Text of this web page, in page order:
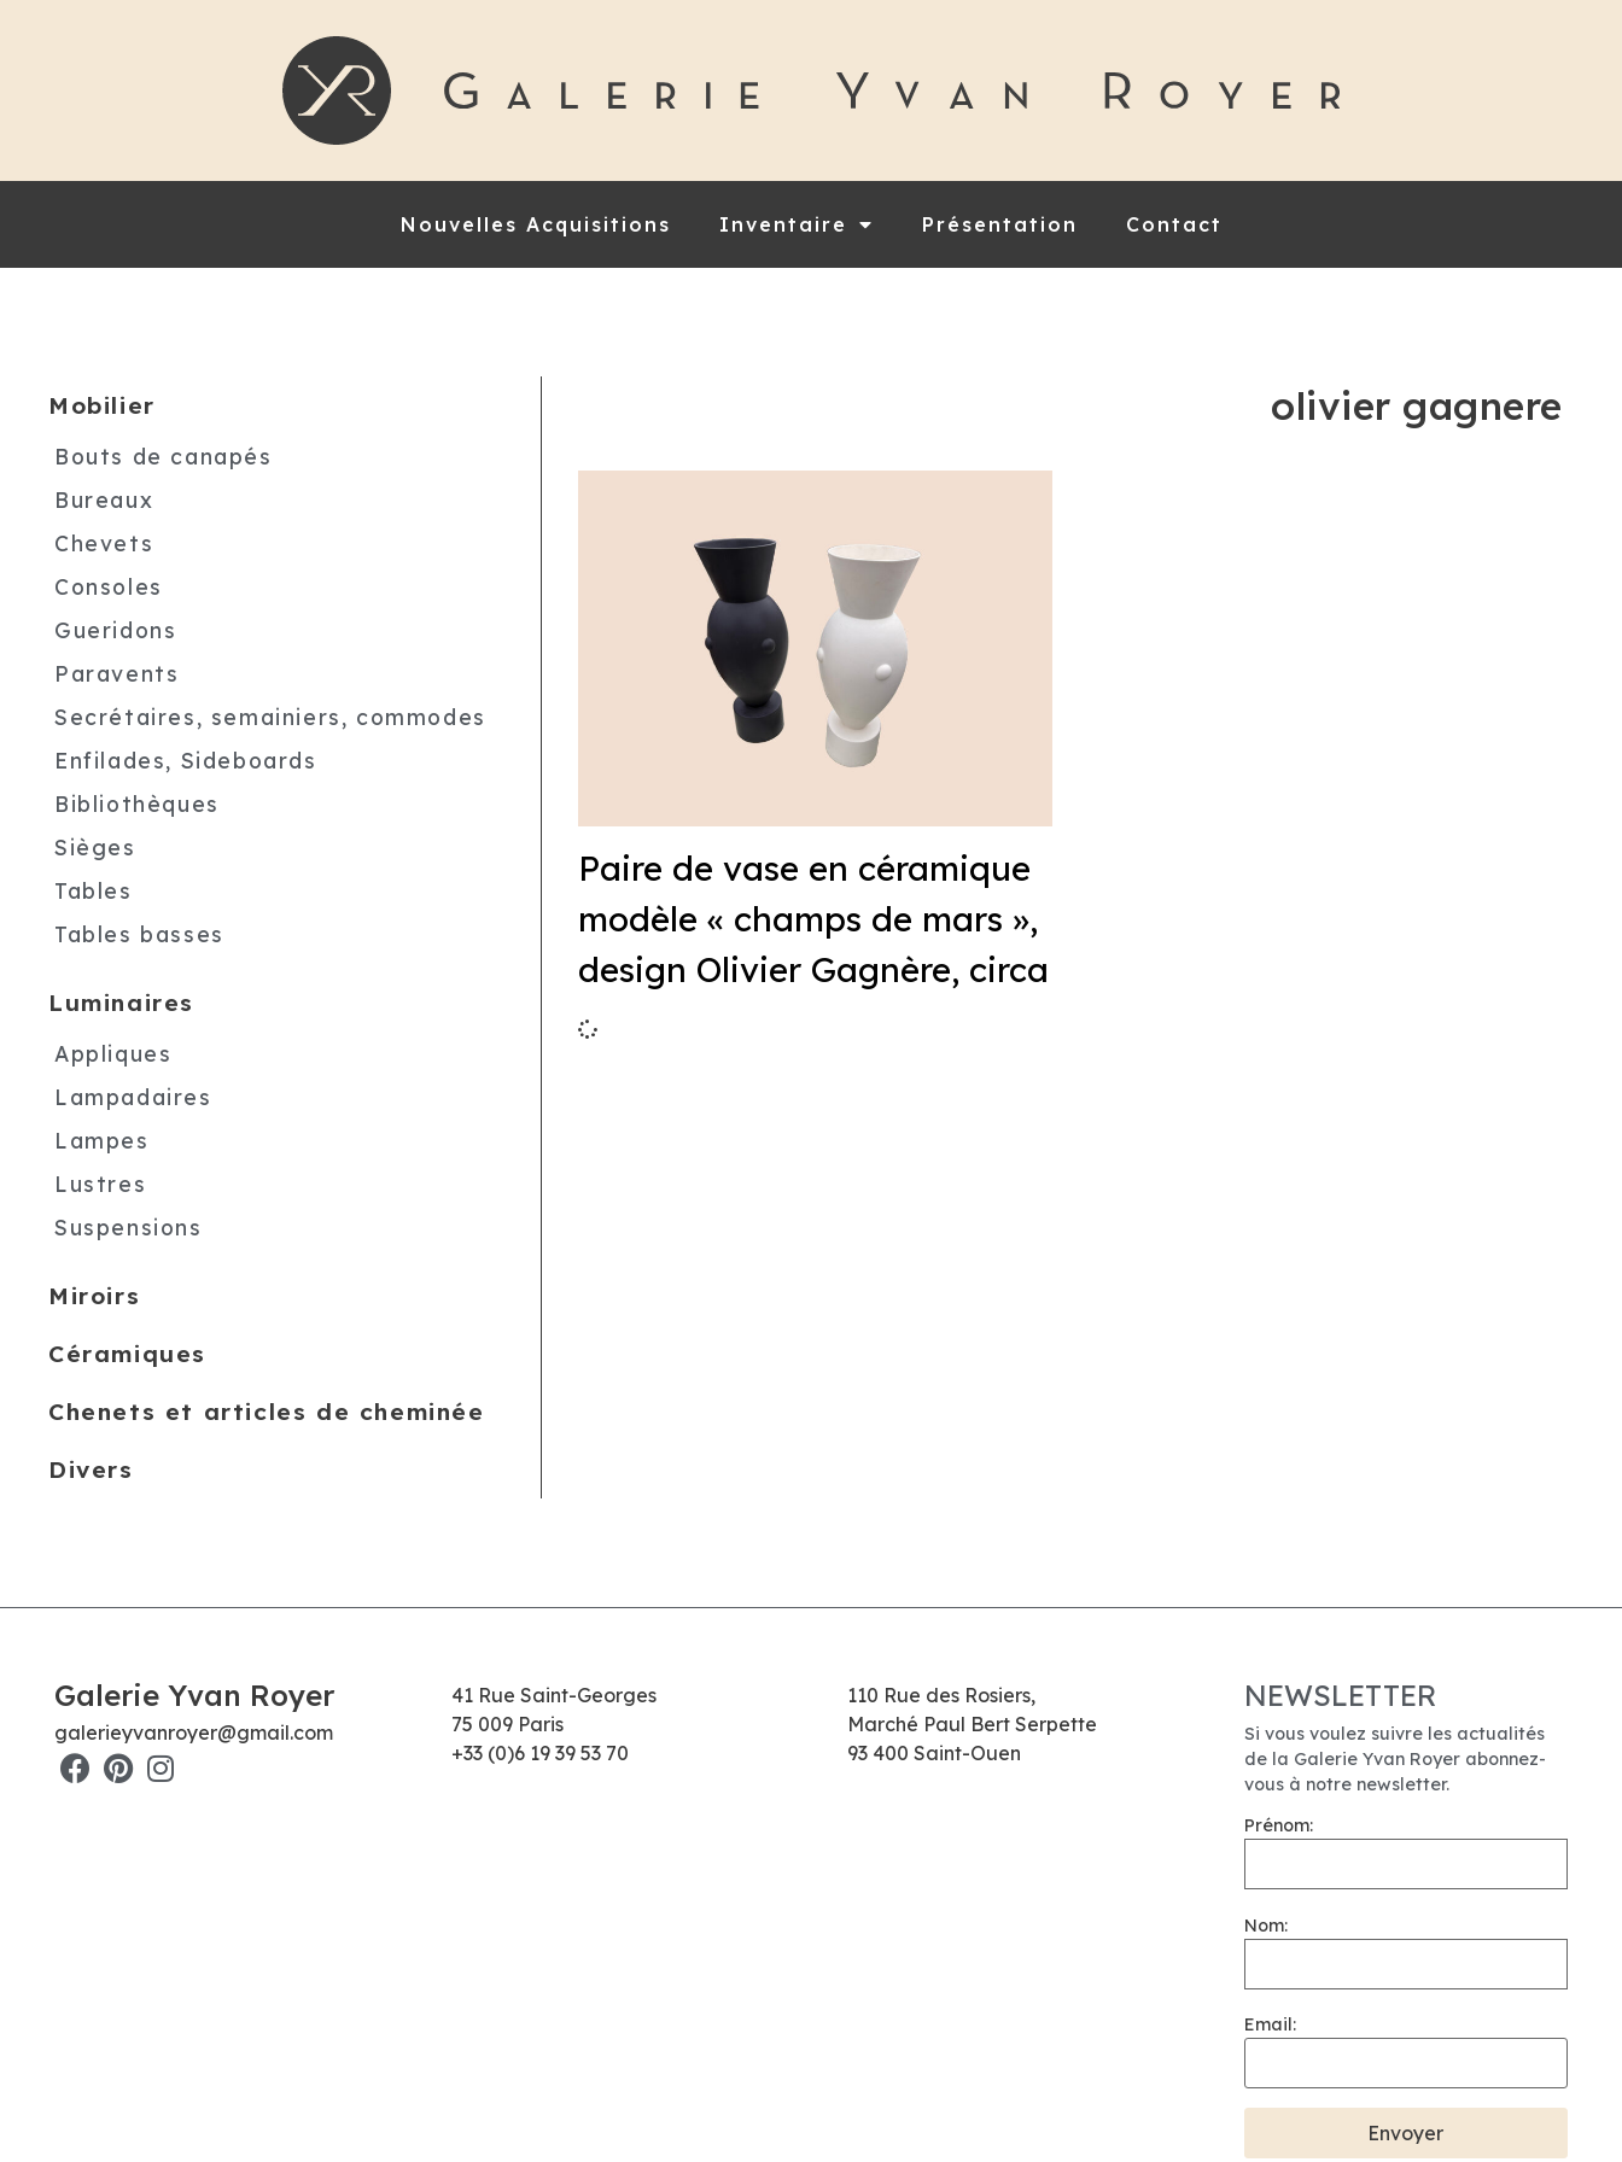
Nouvelles Acquisitions Inventaire Présentation Contact
Mobilier
Bouts de canapés
Bureaux
Chevets
Consoles
Gueridons
Paravents
Secrétaires, semainiers, commodes
Enfilades, Sideboards
Bibliothèques
Sièges
Tables
Tables basses
Luminaires
Appliques
Lampadaires
Lampes
Lustres
Suspensions
Miroirs
Céramiques
Chenets et articles de cheminée
Divers
olivier gagnere
Paire de vase en céramique
modèle « champs de mars »,
design Olivier Gagnère, circa
Galerie Yvan Royer
galerieyvanroyer@gmail.com
41 Rue Saint-Georges
75 009 Paris
+33 (0)6 19 39 53 70
110 Rue des Rosiers,
Marché Paul Bert Serpette
93 400 Saint-Ouen
NEWSLETTER
Si vous voulez suivre les actualités
de la Galerie Yvan Royer abonnez-
vous à notre newsletter.
Prénom:
Nom:
Email: